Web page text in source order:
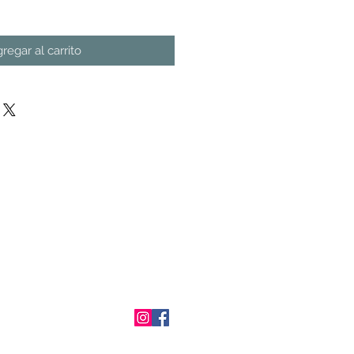
al carrito